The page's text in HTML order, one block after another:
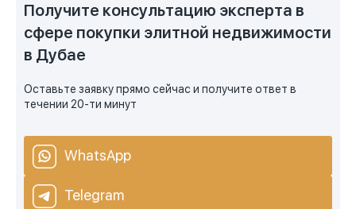
Получите консультацию эксперта в
сфере покупки элитной недвижимости
в Дубае
Оставьте заявку прямо сейчас и получите ответ в
течении 20-ти минут
WhatsApp
Telegram